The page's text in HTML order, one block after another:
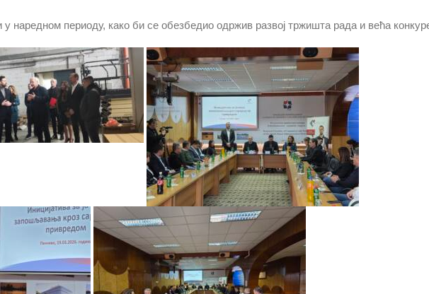
наредном периоду, како би се обезбедио одржив развој тржишта рада и већа